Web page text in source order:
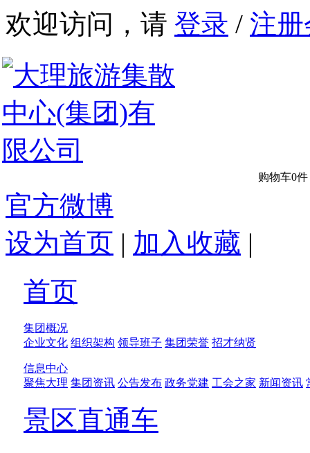
欢迎访问，请 登录 / 注
购物车0件
官方微博
设为首页 | 加入收藏 |
首页
集团概况
企业文化 组织架构 领导班子 集团荣誉 招才纳贤
信息中心
聚焦大理 集团资讯 公告发布 政务党建 工会之家 新闻资讯
景区直通车